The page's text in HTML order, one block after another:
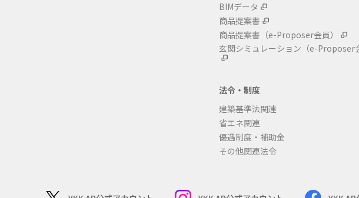
BIMデータ
商品提案書
商品提案書 （e-Proposer会員）
玄関シミュレーション （e-Proposer
法令・制度
建築基準法関連
省エネ関連
優遇制度・補助金
その他関連法令